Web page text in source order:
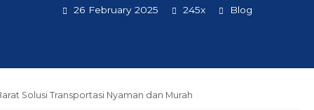
26 February 2025 245x Blog
Solusi Transportasi Nyaman dan Murah